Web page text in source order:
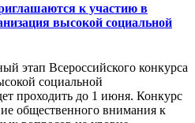
к участию в
высокой социальной
этап Всероссийского конкурса
социальной
проходить до 1 июня. Конкурс
общественного внимания к